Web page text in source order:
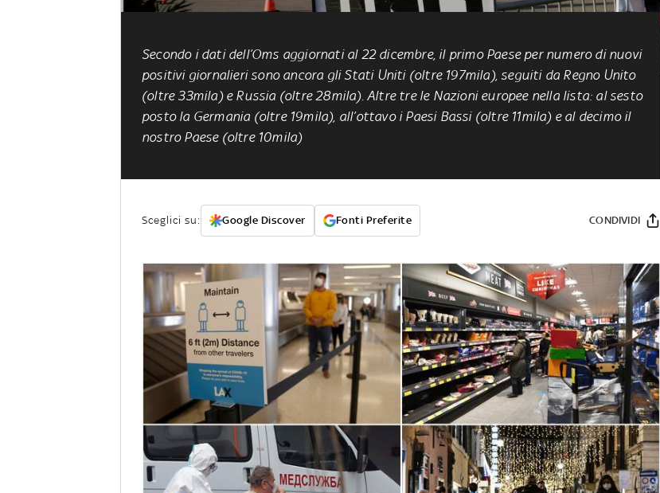
Secondo i dati dell’Oms aggiornati al 22 dicembre, il primo Paese per numero di nuovi
positivi giornalieri sono ancora gli Stati Uniti (oltre 197mila), seguiti da Regno Unito
(oltre 33mila) e Russia (oltre 28mila). Altre tre le Nazioni europee nella lista: al sesto
posto la Germania (oltre 19mila), all’ottavo i Paesi Bassi (oltre 11mila) e al decimo il
nostro Paese (oltre 10mila)
Sceglici su: Google Discover Fonti Preferite CONDIVIDI